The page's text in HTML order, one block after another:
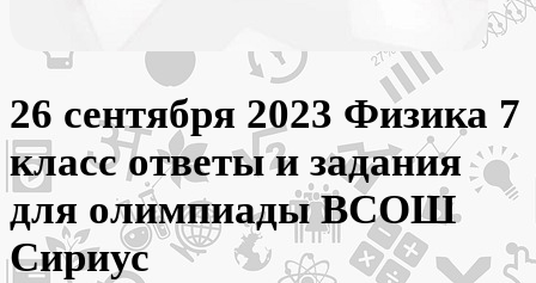
26 сентября 2023 Физика 7
класс ответы и задания
для олимпиады ВСОШ
Сириус